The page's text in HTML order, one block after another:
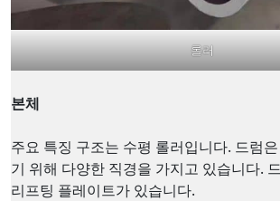
롤러
본체
주요 특징 구조는 수평 롤러입니다. 드럼
기 위해 다양한 직경을 가지고 있습니다.
리프팅 플레이트가 있습니다.